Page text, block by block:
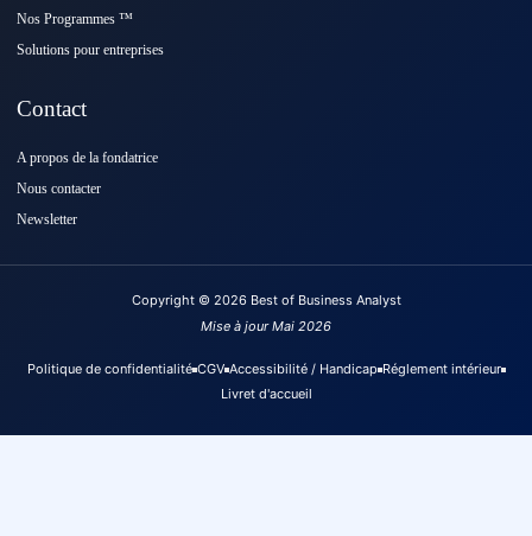
Nos Programmes ™️
Solutions pour entreprises
Contact
A propos de la fondatrice
Nous contacter
Newsletter
Copyright © 2026 Best of Business Analyst
Mise à jour Mai 2026
Politique de confidentialité CGV Accessibilité / Handicap Réglement intérieur
Livret d'accueil